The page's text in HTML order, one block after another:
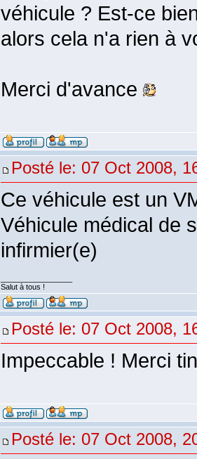
véhicule ? Est-ce
alors cela n'a rien à
Merci d'avance
Posté le: 07 Oct 2008,
Ce véhicule est un
Véhicule médical de
infirmier(e)
Salut à tous !
Posté le: 07 Oct 2008,
Impeccable ! Merci
Posté le: 07 Oct 2008,